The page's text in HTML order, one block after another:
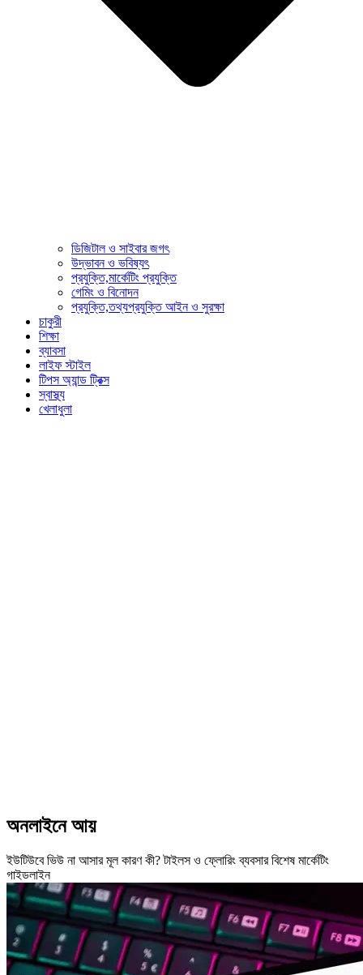
ডিজিটাল ও সাইবার জগৎ
উদ্ভাবন ও ভবিষ্যৎ
প্রযুক্তি,মার্কেটিং প্রযুক্তি
গেমিং ও বিনোদন
প্রযুক্তি,তথ্যপ্রযুক্তি আইন ও সুরক্ষা
চাকুরী
শিক্ষা
ব্যাবসা
লাইফ স্টাইল
টিপস অ্যান্ড ট্রিক্স
স্বাস্থ্য
খেলাধুলা
অনলাইনে আয়
ইউটিউবে ভিউ না আসার মূল কারণ কী? টাইলস ও ফ্লোরিং ব্যবসার বিশেষ মার্কেটিং
গাইডলাইন